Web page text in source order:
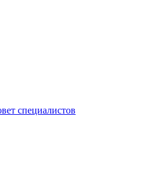
специалистов